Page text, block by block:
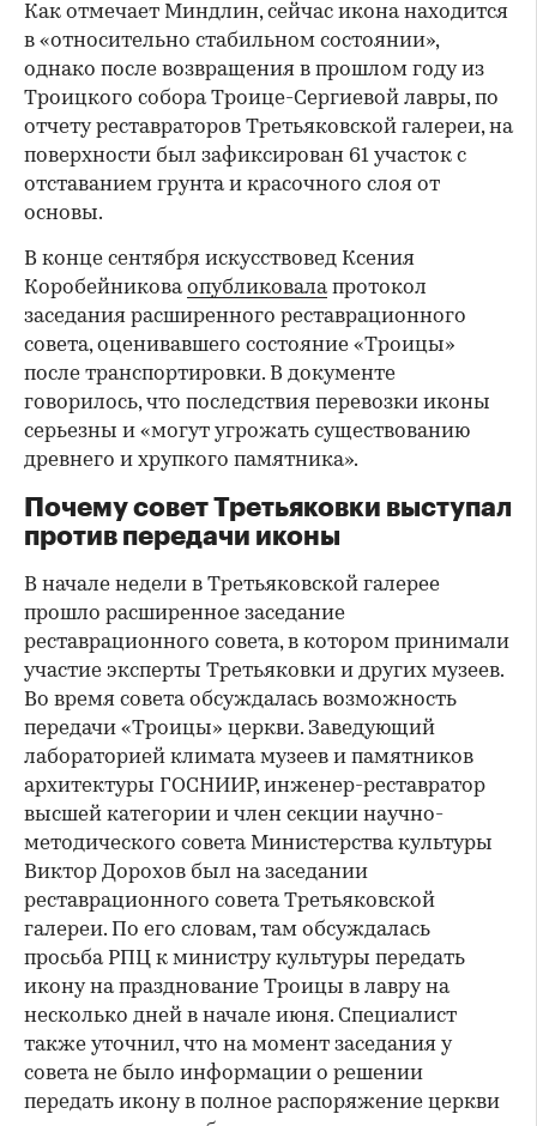
Как отмечает Миндлин, сейчас икона находится
в «относительно стабильном состоянии»,
однако после возвращения в прошлом году из
Троицкого собора Троице-Сергиевой лавры, по
отчету реставраторов Третьяковской галереи, на
поверхности был зафиксирован 61 участок с
отставанием грунта и красочного слоя от
основы.
В конце сентября искусствовед Ксения
Коробейниковаопубликовалапротокол
заседания расширенного реставрационного
совета, оценивавшего состояние «Троицы»
после транспортировки. В документе
говорилось, что последствия перевозки иконы
серьезны и «могут угрожать существованию
древнего и хрупкого памятника».
Почему совет Третьяковки выступал
против передачи иконы
В начале недели в Третьяковской галерее
прошло расширенное заседание
реставрационного совета, в котором принимали
участие эксперты Третьяковки и других музеев.
Во время совета обсуждалась возможность
передачи «Троицы» церкви. Заведующий
лабораторией климата музеев и памятников
архитектуры ГОСНИИР, инженер-реставратор
высшей категории и член секции научно-
методического совета Министерства культуры
Виктор Дорохов был на заседании
реставрационного совета Третьяковской
галереи. По его словам, там обсуждалась
просьба РПЦ к министру культуры передать
икону на празднование Троицы в лавру на
несколько дней в начале июня. Специалист
также уточнил, что на момент заседания у
совета не было информации о решении
передать икону в полное распоряжение церкви